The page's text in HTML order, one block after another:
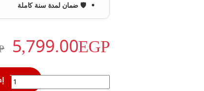
🛡️ ضمان لمدة سنة كاملة
5,799.00EGP
راوتر خشب كهربائي 2100 وات كات- CAT DX89 مقاس ٦ - ٨ - ١٢ ملي quantity